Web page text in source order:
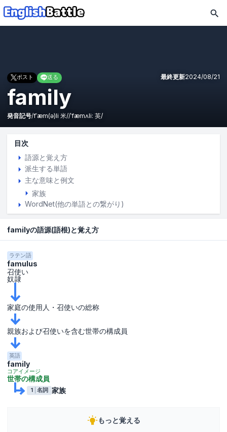
ポスト 送る 最終更新2024/08/21
family
発音記号/fˈæm(ə)li 米//ˈfæmʌli: 英/
目次
語源と覚え方
派生する単語
主な意味と例文
家族
WordNet(他の単語との繋がり)
familyの語源(語根)と覚え方
ラテン語
famulus
召使い
奴隷
家庭の使用人・召使いの総称
親族および召使いを含む世帯の構成員
英語
family
コアイメージ
世帯の構成員
1 名詞 家族
もっと覚える